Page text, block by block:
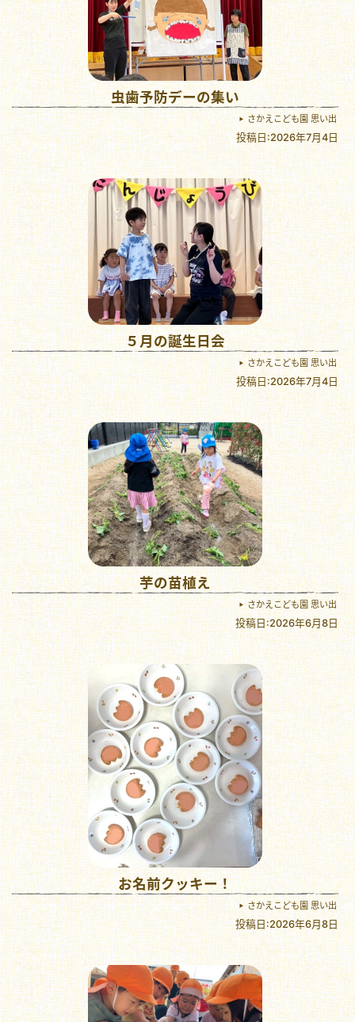
虫歯予防デーの集い
さかえこども園 思い出
投稿日:2026年7月4日
５月の誕生日会
さかえこども園 思い出
投稿日:2026年7月4日
芋の苗植え
さかえこども園 思い出
投稿日:2026年6月8日
お名前クッキー！
さかえこども園 思い出
投稿日:2026年6月8日